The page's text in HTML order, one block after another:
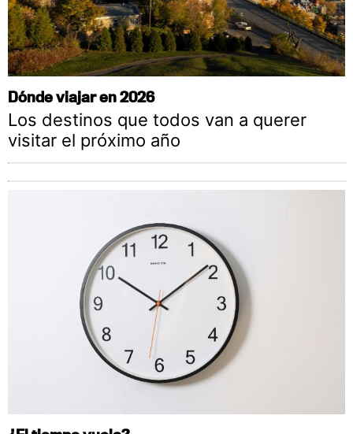
Dónde viajar en 2026
Los destinos que todos van a querer
visitar el próximo año